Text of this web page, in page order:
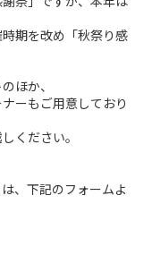
期を改め「秋祭り感
ほか、
ーもご用意しており
ください。
、下記のフォームよ